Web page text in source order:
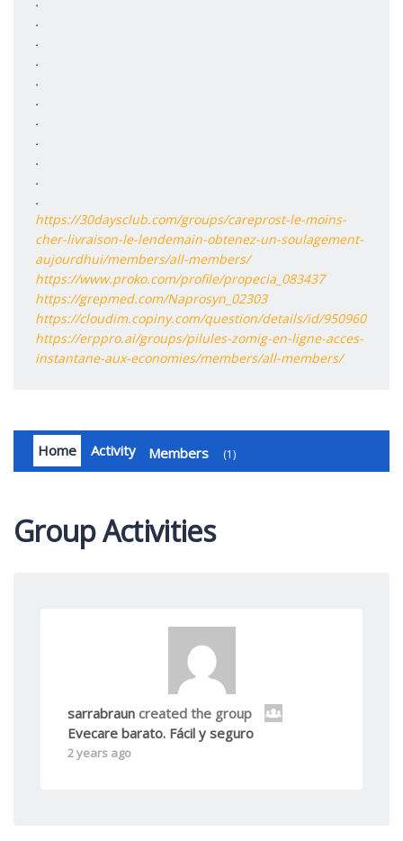
.
.
.
.
.
.
.
.
.
.
https://30daysclub.com/groups/careprost-le-moins-
cher-livraison-le-lendemain-obtenez-un-soulagement-
aujourdhui/members/all-members/
https://www.proko.com/profile/propecia_083437
https://grepmed.com/Naprosyn_02303
https://cloudim.copiny.com/question/details/id/950960
https://erppro.ai/groups/pilules-zomig-en-ligne-acces-
instantane-aux-economies/members/all-members/
Home Activity Members 1
Group Activities
sarrabraun created the group
Evecare barato. Fácil y seguro
2 years ago